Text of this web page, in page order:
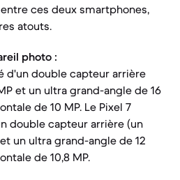
ces deux smartphones,
atouts.
photo :
d'un double capteur arrière
et un ultra grand-angle de 16
de 10 MP. Le Pixel 7
double capteur arrière (un
un ultra grand-angle de 12
de 10,8 MP.